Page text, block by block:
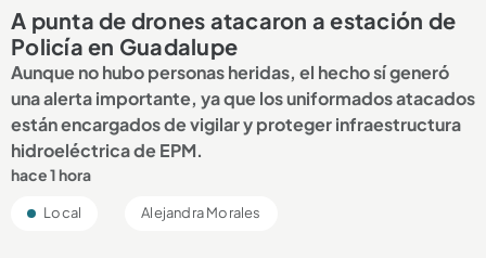
A punta de drones atacaron a estación de
Policía en Guadalupe
Aunque no hubo personas heridas, el hecho sí generó
una alerta importante, ya que los uniformados atacados
están encargados de vigilar y proteger infraestructura
hidroeléctrica de EPM.
hace 1 hora
Local Alejandra Morales